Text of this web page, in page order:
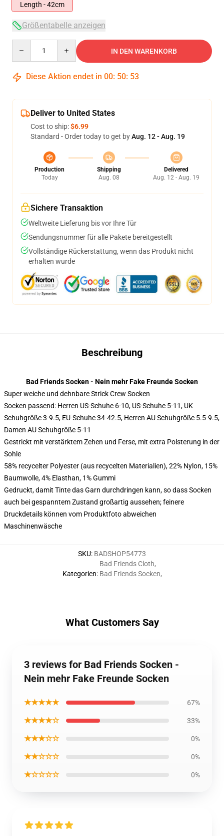
Length - 42cm
Größentabelle anzeigen
IN DEN WARENKORB
Diese Aktion endet in 00: 50: 53
Deliver to United States
Cost to ship:$6.99
Standard - Order today to get byAug. 12 - Aug. 19
Production
Today
Shipping
Aug. 08
Delivered
Aug. 12 - Aug. 19
Sichere Transaktion
Weltweite Lieferung bis vor Ihre Tür
Sendungsnummer für alle Pakete bereitgestellt
Vollständige Rückerstattung, wenn das Produkt nicht
erhalten wurde
Beschreibung
Bad Friends Socken - Nein mehr Fake Freunde Socken
Super weiche und dehnbare Strick Crew Socken
Socken passend: Herren US-Schuhe 6-10, US-Schuhe 5-11, UK
Schuhgröße 3-9.5, EU-Schuhe 34-42.5, Herren AU Schuhgröße 5.5-9.5,
Damen AU Schuhgröße 5-11
Gestrickt mit verstärktem Zehen und Ferse, mit extra Polsterung in der
Sohle
58% recycelter Polyester (aus recycelten Materialien), 22% Nylon, 15%
Baumwolle, 4% Elasthan, 1% Gummi
Gedruckt, damit Tinte das Garn durchdringen kann, so dass Socken
auch bei gespanntem Zustand großartig aussehen; feinere
Druckdetails können vom Produktfoto abweichen
Maschinenwäsche
SKU: BADSHOP54773
Kategorien:
Bad Friends Cloth,
Bad Friends Socken,
What Customers Say
3 reviews for Bad Friends Socken -
Nein mehr Fake Freunde Socken
★★★★★ 67%
★★★★☆ 33%
★★★☆☆ 0%
★★☆☆☆ 0%
★☆☆☆☆ 0%